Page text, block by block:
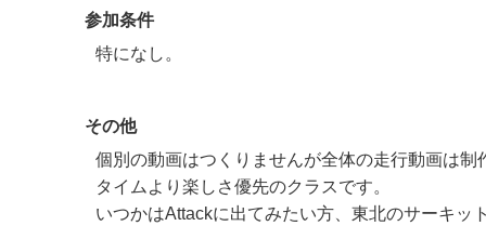
参加条件
特になし。
その他
個別の動画はつくりませんが全体の走行動画は制
タイムより楽しさ優先のクラスです。
いつかはAttackに出てみたい方、東北のサーキッ